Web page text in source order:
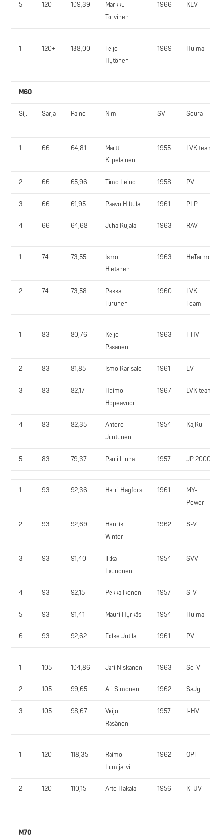
5 120 109,39
Markku
Torvinen
1966 KEV
1 120+ 138,00
Teijo
Hytönen
1969 Huima
M60
Sij. Sarja Paino Nimi SV Seura
1 66 64,81
Martti
Kilpeläinen
1955 LVK team
2 66 65,96 Timo Leino 1958 PV
3 66 61,95 Paavo Hiltula 1961 PLP
4 66 64,68 Juha Kujala 1963 RAV
1 74 73,55
Ismo
Hietanen
1963 HeTarmo
2 74 73,58
Pekka
Turunen
1960
LVK
Team
1 83 80,76
Keijo
Pasanen
1963 I-HV
2 83 81,85 Ismo Karisalo 1961 EV
3 83 82,17
Heimo
Hopeavuori
1967 LVK team
4 83 82,35
Antero
Juntunen
1954 KajKu
5 83 79,37 Pauli Linna 1957 JP 2000
1 93 92,36 Harri Hagfors 1961
MY-
Power
2 93 92,69
Henrik
Winter
1962 S-V
3 93 91,40
Ilkka
Launonen
1954 SVV
4 93 92,15 Pekka Ikonen 1957 S-V
5 93 91,41 Mauri Hyrkäs 1954 Huima
6 93 92,62 Folke Jutila 1961 PV
1 105 104,86 Jari Niskanen 1963 So-Vi
2 105 99,65 Ari Simonen 1962 SaJy
3 105 98,67
Veijo
Räsänen
1957 I-HV
1 120 118,35
Raimo
Lumijärvi
1962 OPT
2 120 110,15 Arto Hakala 1956 K-UV
M70